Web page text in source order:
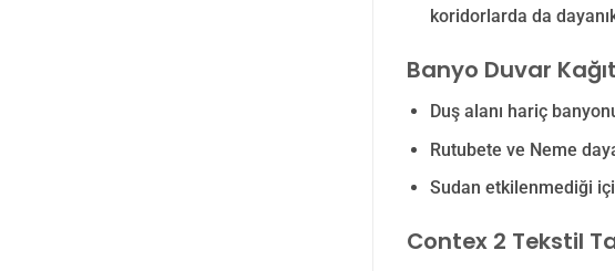
koridorlarda da
Banyo Duvar
Duş alanı hariç
Rutubete ve Neme
Sudan etkilenmediği
Contex 2 Tekstil